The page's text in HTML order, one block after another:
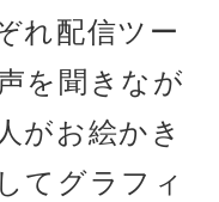
れ配信ツー
を聞きなが
がお絵かき
てグラフィ